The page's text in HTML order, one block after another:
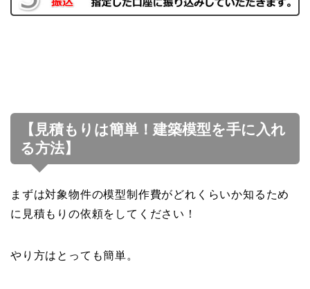
【見積もりは簡単！建築模型を手に入れ
る方法】
まずは対象物件の模型制作費がどれくらいか知るため
に見積もりの依頼をしてください！
やり方はとっても簡単。